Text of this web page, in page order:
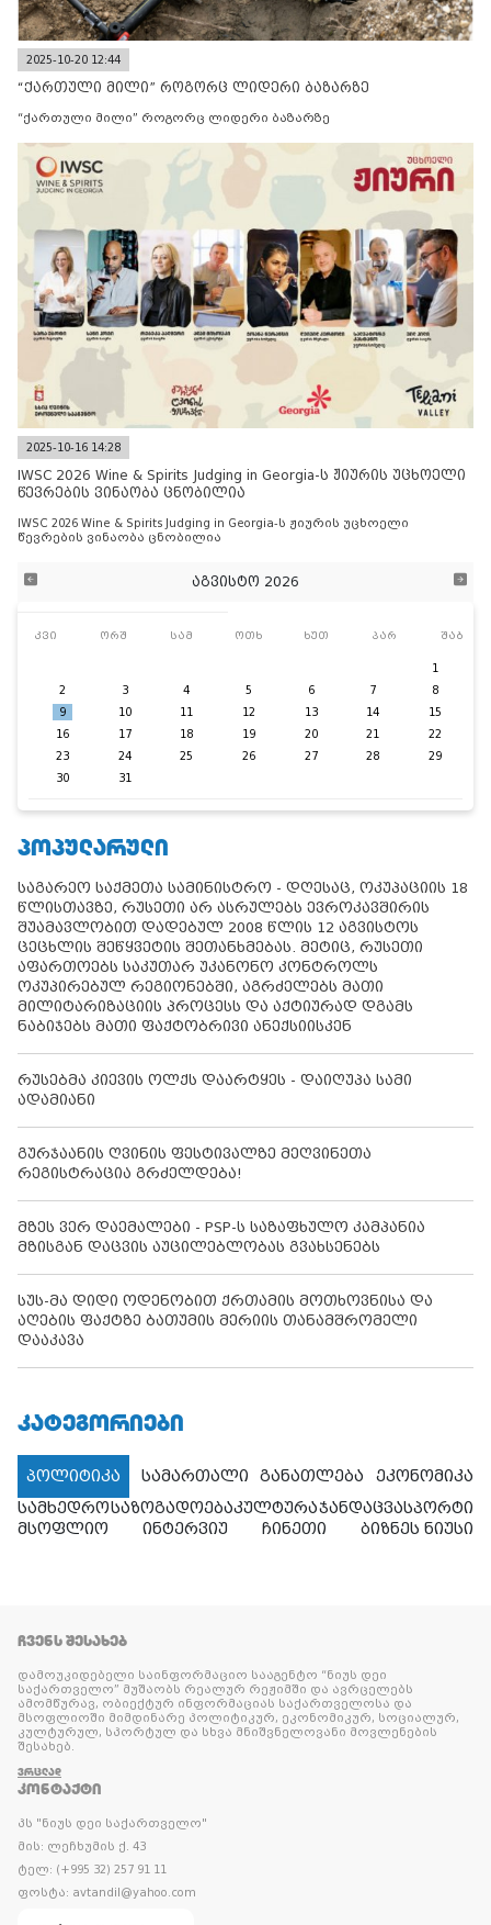
2025-10-20 12:44
“ქართული მილი” როგორც ლიდერი ბაზარზე
“ქართული მილი” როგორც ლიდერი ბაზარზე
2025-10-16 14:28
IWSC 2026 Wine & Spirits Judging in Georgia-ს ჟიურის უცხოელი
წევრების ვინაობა ცნობილია
IWSC 2026 Wine & Spirits Judging in Georgia-ს ჟიურის უცხოელი
წევრების ვინაობა ცნობილია
აგვისტო 2026
კვი ორშ სამ ოთხ ხუთ პარ შაბ
1
2
3 4 5 6 7
8
9
10 11 12 13 14
15
16
17 18 19 20 21
22
23
24 25 26 27 28
29
30
31
ᲞᲝᲞᲣᲚᲐᲠᲣᲚᲘ
საგარეო საქმეთა სამინისტრო - დღესაც, ოკუპაციის 18
წლისთავზე, რუსეთი არ ასრულებს ევროკავშირის
შუამავლობით დადებულ 2008 წლის 12 აგვისტოს
ცეცხლის შეწყვეტის შეთანხმებას. მეტიც, რუსეთი
აფართოებს საკუთარ უკანონო კონტროლს
ოკუპირებულ რეგიონებში, აგრძელებს მათი
მილიტარიზაციის პროცესს და აქტიურად დგამს
ნაბიჯებს მათი ფაქტობრივი ანექსიისკენ
რუსებმა კიევის ოლქს დაარტყეს - დაიღუპა სამი
ადამიანი
გურჯაანის ღვინის ფესტივალზე მეღვინეთა
რეგისტრაცია გრძელდება!
მზეს ვერ დაემალები - PSP-ს საზაფხულო კამპანია
მზისგან დაცვის აუცილებლობას გვახსენებს
სუს-მა დიდი ოდენობით ქრთამის მოთხოვნისა და
აღების ფაქტზე ბათუმის მერიის თანამშრომელი
დააკავა
ᲙᲐᲢᲔᲒᲝᲠᲘᲔᲑᲘ
პოლიტიკა სამართალი განათლება
ეკონომიკა
სამხედროსაზოგადოებაკულტურაჯანდაცვასპორტი
მსოფლიო
ინტერვიუ ჩინეთი ბიზნეს ნიუსი
ᲩᲕᲔᲜᲡ ᲨᲔᲡᲐᲮᲔᲑ
დამოუკიდებელი საინფორმაციო სააგენტო “ნიუს დეი
საქართველო” მუშაობს რეალურ რეჟიმში და ავრცელებს
ამომწურავ, ობიექტურ ინფორმაციას საქართველოსა და
მსოფლიოში მიმდინარე პოლიტიკურ, ეკონომიკურ, სოციალურ,
კულტურულ, სპორტულ და სხვა მნიშვნელოვანი მოვლენების
შესახებ.
ᲕᲠᲪᲚᲐᲓ
ᲙᲝᲜᲢᲐᲥᲢᲘ
პს "ნიუს დეი საქართველო"
მის: ლეჩხუმის ქ. 43
ტელ: (+995 32) 257 91 11
ფოსტა: avtandil@yahoo.com